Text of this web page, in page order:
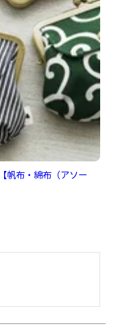
帆布・綿布（アソー